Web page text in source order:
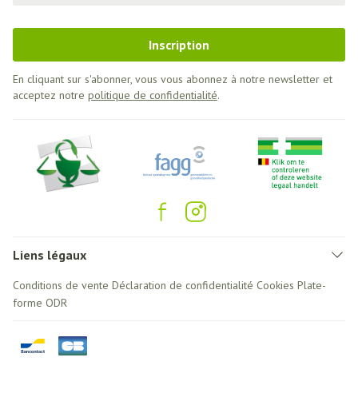
Inscription
En cliquant sur s'abonner, vous vous abonnez à notre newsletter et
acceptez notre politique de confidentialité.
Liens légaux
Conditions de vente Déclaration de confidentialité Cookies Plate-
forme ODR